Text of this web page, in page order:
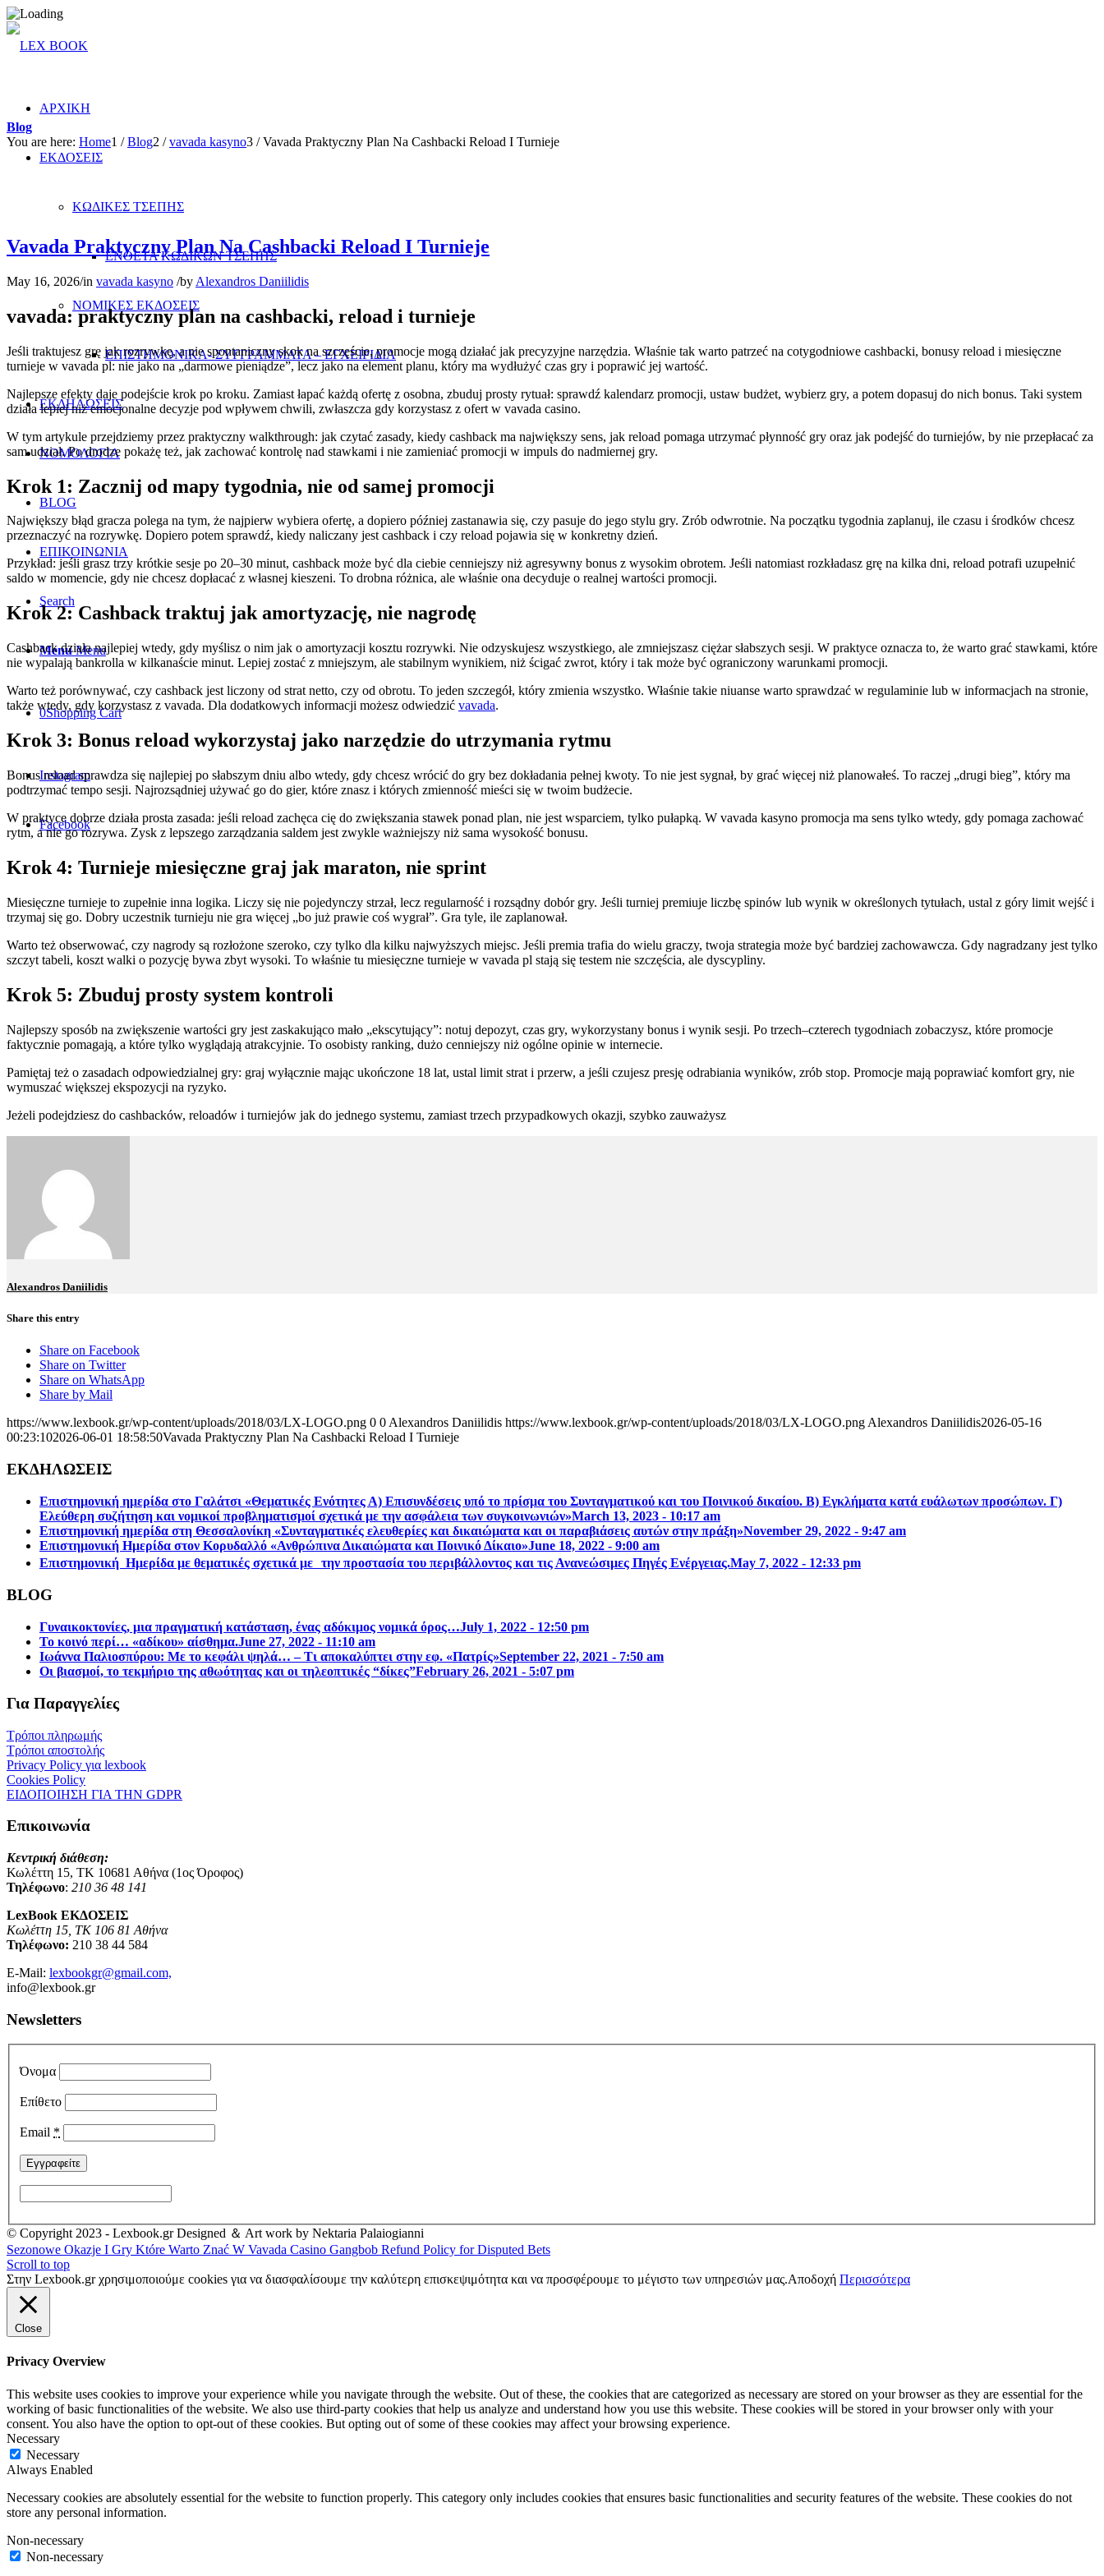
ΑΡΧΙΚΗ
ΕΚΔΟΣΕΙΣ
ΚΩΔΙΚΕΣ ΤΣΕΠΗΣ
ΕΝΘΕΤΑ ΚΩΔΙΚΩΝ ΤΣΕΠΗΣ
ΝΟΜΙΚΕΣ ΕΚΔΟΣΕΙΣ
ΕΠΙΣΤΗΜΟΝΙΚΑ- ΣΥΓΓΡΑΜΜΑΤΑ – ΕΓΧΕΙΡΙΔΙΑ
ΕΚΔΗΛΩΣΕΙΣ
ΝΟΜΟΛΟΓΙΑ
BLOG
ΕΠΙΚΟΙΝΩΝΙΑ
Search
Menu Menu
0Shopping Cart
Instagram
Facebook
Blog
You are here: Home1 / Blog2 / vavada kasyno3 / Vavada Praktyczny Plan Na Cashbacki Reload I Turnieje
Vavada Praktyczny Plan Na Cashbacki Reload I Turnieje
May 16, 2026/in vavada kasyno /by Alexandros Daniilidis
vavada: praktyczny plan na cashbacki, reload i turnieje
Jeśli traktujesz grę jak rozrywkę, a nie spontaniczny skok na szczęście, promocje mogą działać jak precyzyjne narzędzia. Właśnie tak warto patrzeć na cotygodniowe cashbacki, bonusy reload i miesięczne
turnieje w vavada pl: nie jako na „darmowe pieniądze”, lecz jako na element planu, który ma wydłużyć czas gry i poprawić jej wartość.
Najlepsze efekty daje podejście krok po kroku. Zamiast łapać każdą ofertę z osobna, zbuduj prosty rytuał: sprawdź kalendarz promocji, ustaw budżet, wybierz gry, a potem dopasuj do nich bonus. Taki system
działa lepiej niż emocjonalne decyzje pod wpływem chwili, zwłaszcza gdy korzystasz z ofert w vavada casino.
W tym artykule przejdziemy przez praktyczny walkthrough: jak czytać zasady, kiedy cashback ma największy sens, jak reload pomaga utrzymać płynność gry oraz jak podejść do turniejów, by nie przepłacać za
sam udział. Po drodze pokażę też, jak zachować kontrolę nad stawkami i nie zamieniać promocji w impuls do nadmiernej gry.
Krok 1: Zacznij od mapy tygodnia, nie od samej promocji
Największy błąd gracza polega na tym, że najpierw wybiera ofertę, a dopiero później zastanawia się, czy pasuje do jego stylu gry. Zrób odwrotnie. Na początku tygodnia zaplanuj, ile czasu i środków chcesz
przeznaczyć na rozrywkę. Dopiero potem sprawdź, kiedy naliczany jest cashback i czy reload pojawia się w konkretny dzień.
Przykład: jeśli grasz trzy krótkie sesje po 20–30 minut, cashback może być dla ciebie cenniejszy niż agresywny bonus z wysokim obrotem. Jeśli natomiast rozkładasz grę na kilka dni, reload potrafi uzupełnić
saldo w momencie, gdy nie chcesz dopłacać z własnej kieszeni. To drobna różnica, ale właśnie ona decyduje o realnej wartości promocji.
Krok 2: Cashback traktuj jak amortyzację, nie nagrodę
Cashback działa najlepiej wtedy, gdy myślisz o nim jak o amortyzacji kosztu rozrywki. Nie odzyskujesz wszystkiego, ale zmniejszasz ciężar słabszych sesji. W praktyce oznacza to, że warto grać stawkami, które
nie wypalają bankrolla w kilkanaście minut. Lepiej zostać z mniejszym, ale stabilnym wynikiem, niż ścigać zwrot, który i tak może być ograniczony warunkami promocji.
Warto też porównywać, czy cashback jest liczony od strat netto, czy od obrotu. To jeden szczegół, który zmienia wszystko. Właśnie takie niuanse warto sprawdzać w regulaminie lub w informacjach na stronie,
także wtedy, gdy korzystasz z vavada. Dla dodatkowych informacji możesz odwiedzić vavada.
Krok 3: Bonus reload wykorzystaj jako narzędzie do utrzymania rytmu
Bonus reload sprawdza się najlepiej po słabszym dniu albo wtedy, gdy chcesz wrócić do gry bez dokładania pełnej kwoty. To nie jest sygnał, by grać więcej niż planowałeś. To raczej „drugi bieg”, który ma
podtrzymać tempo sesji. Najrozsądniej używać go do gier, które znasz i których zmienność mieści się w twoim budżecie.
W praktyce dobrze działa prosta zasada: jeśli reload zachęca cię do zwiększania stawek ponad plan, nie jest wsparciem, tylko pułapką. W vavada kasyno promocja ma sens tylko wtedy, gdy pomaga zachować
rytm, a nie go rozrywa. Zysk z lepszego zarządzania saldem jest zwykle ważniejszy niż sama wysokość bonusu.
Krok 4: Turnieje miesięczne graj jak maraton, nie sprint
Miesięczne turnieje to zupełnie inna logika. Liczy się nie pojedynczy strzał, lecz regularność i rozsądny dobór gry. Jeśli turniej premiuje liczbę spinów lub wynik w określonych tytułach, ustal z góry limit wejść i
trzymaj się go. Dobry uczestnik turnieju nie gra więcej „bo już prawie coś wygrał”. Gra tyle, ile zaplanował.
Warto też obserwować, czy nagrody są rozłożone szeroko, czy tylko dla kilku najwyższych miejsc. Jeśli premia trafia do wielu graczy, twoja strategia może być bardziej zachowawcza. Gdy nagradzany jest tylko
szczyt tabeli, koszt walki o pozycję bywa zbyt wysoki. To właśnie tu miesięczne turnieje w vavada pl stają się testem nie szczęścia, ale dyscypliny.
Krok 5: Zbuduj prosty system kontroli
Najlepszy sposób na zwiększenie wartości gry jest zaskakująco mało „ekscytujący”: notuj depozyt, czas gry, wykorzystany bonus i wynik sesji. Po trzech–czterech tygodniach zobaczysz, które promocje
faktycznie pomagają, a które tylko wyglądają atrakcyjnie. To osobisty ranking, dużo cenniejszy niż ogólne opinie w internecie.
Pamiętaj też o zasadach odpowiedzialnej gry: graj wyłącznie mając ukończone 18 lat, ustal limit strat i przerw, a jeśli czujesz presję odrabiania wyników, zrób stop. Promocje mają poprawiać komfort gry, nie
wymuszać większej ekspozycji na ryzyko.
Jeżeli podejdziesz do cashbacków, reloadów i turniejów jak do jednego systemu, zamiast trzech przypadkowych okazji, szybko zauważysz
Alexandros Daniilidis
Share this entry
Share on Facebook
Share on Twitter
Share on WhatsApp
Share by Mail
https://www.lexbook.gr/wp-content/uploads/2018/03/LX-LOGO.png 0 0 Alexandros Daniilidis https://www.lexbook.gr/wp-content/uploads/2018/03/LX-LOGO.png Alexandros Daniilidis2026-05-16
00:23:102026-06-01 18:58:50Vavada Praktyczny Plan Na Cashbacki Reload I Turnieje
ΕΚΔΗΛΩΣΕΙΣ
Επιστημονική ημερίδα στο Γαλάτσι «Θεματικές Ενότητες Α) Επισυνδέσεις υπό το πρίσμα του Συνταγματικού και του Ποινικού δικαίου. Β) Εγκλήματα κατά ευάλωτων προσώπων. Γ)
Ελεύθερη συζήτηση και νομικοί προβληματισμοί σχετικά με την ασφάλεια των συγκοινωνιών»March 13, 2023 - 10:17 am
Επιστηµονική ηµερίδα στη Θεσσαλονίκη «Συνταγµατικές ελευθερίες και δικαιώµατα και οι παραβιάσεις αυτών στην πράξη»November 29, 2022 - 9:47 am
Επιστημονική Ημερίδα στον Κορυδαλλό «Ανθρώπινα Δικαιώματα και Ποινικό Δίκαιο»June 18, 2022 - 9:00 am
Επιστημονική Ημερίδα με θεματικές σχετικά με την προστασία του περιβάλλοντος και τις Ανανεώσιμες Πηγές Ενέργειας.May 7, 2022 - 12:33 pm
BLOG
Γυναικοκτονίες, μια πραγματική κατάσταση, ένας αδόκιμος νομικά όρος…July 1, 2022 - 12:50 pm
Το κοινό περί… «αδίκου» αίσθημα.June 27, 2022 - 11:10 am
Ιωάννα Παλιοσπύρου: Με το κεφάλι ψηλά… – Τι αποκαλύπτει στην εφ. «Πατρίς»September 22, 2021 - 7:50 am
Οι βιασμοί, το τεκμήριο της αθωότητας και οι τηλεοπτικές “δίκες”February 26, 2021 - 5:07 pm
Για Παραγγελίες
Τρόποι πληρωμής
Τρόποι αποστολής
Privacy Policy για lexbook
Cookies Policy
ΕΙΔΟΠΟΙΗΣΗ ΓΙΑ ΤΗΝ GDPR
Επικοινωνία
Κεντρική διάθεση:
Κωλέττη 15, ΤΚ 10681 Αθήνα (1ος Όροφος)
Τηλέφωνο: 210 36 48 141
LexBook ΕΚΔΟΣΕΙΣ
Κωλέττη 15, ΤΚ 106 81 Αθήνα
Τηλέφωνο: 210 38 44 584
E-Mail: lexbookgr@gmail.com,
info@lexbook.gr
Newsletters
Όνομα
Επίθετο
Email *
© Copyright 2023 - Lexbook.gr Designed ＆ Art work by Nektaria Palaiogianni
Sezonowe Okazje I Gry Które Warto Znać W Vavada Casino Gangbob Refund Policy for Disputed Bets
Scroll to top
Στην Lexbook.gr χρησιμοποιούμε cookies για να διασφαλίσουμε την καλύτερη επισκεψιμότητα και να προσφέρουμε το μέγιστο των υπηρεσιών μας.Αποδοχή Περισσότερα
Close
Privacy Overview
This website uses cookies to improve your experience while you navigate through the website. Out of these, the cookies that are categorized as necessary are stored on your browser as they are essential for the
working of basic functionalities of the website. We also use third-party cookies that help us analyze and understand how you use this website. These cookies will be stored in your browser only with your
consent. You also have the option to opt-out of these cookies. But opting out of some of these cookies may affect your browsing experience.
Necessary
Necessary
Always Enabled
Necessary cookies are absolutely essential for the website to function properly. This category only includes cookies that ensures basic functionalities and security features of the website. These cookies do not
store any personal information.
Non-necessary
Non-necessary